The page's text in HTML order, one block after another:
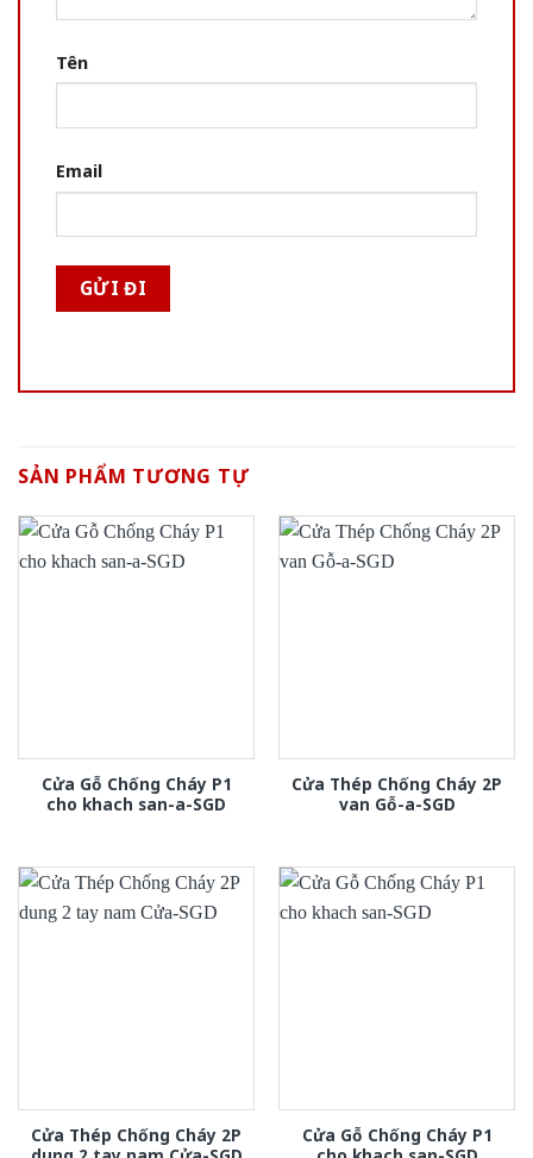
Tên
Email
SẢN PHẨM TƯƠNG TỰ
Cửa Gỗ Chống Cháy P1
cho khach san-a-SGD
Cửa Thép Chống Cháy 2P
van Gỗ-a-SGD
Cửa Thép Chống Cháy 2P
Cửa Gỗ Chống Cháy P1